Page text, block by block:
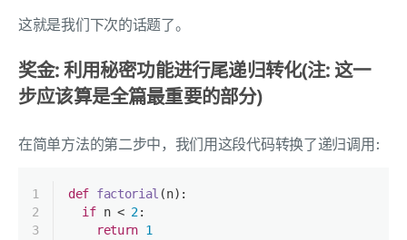
这就是我们下次的话题了。
奖金: 利用秘密功能进行尾递归转化(注: 这一
步应该算是全篇最重要的部分)
在简单方法的第二步中，我们用这段代码转换了递归调用:
1
2
3
def factorial (n):
if n < 2:
return 1